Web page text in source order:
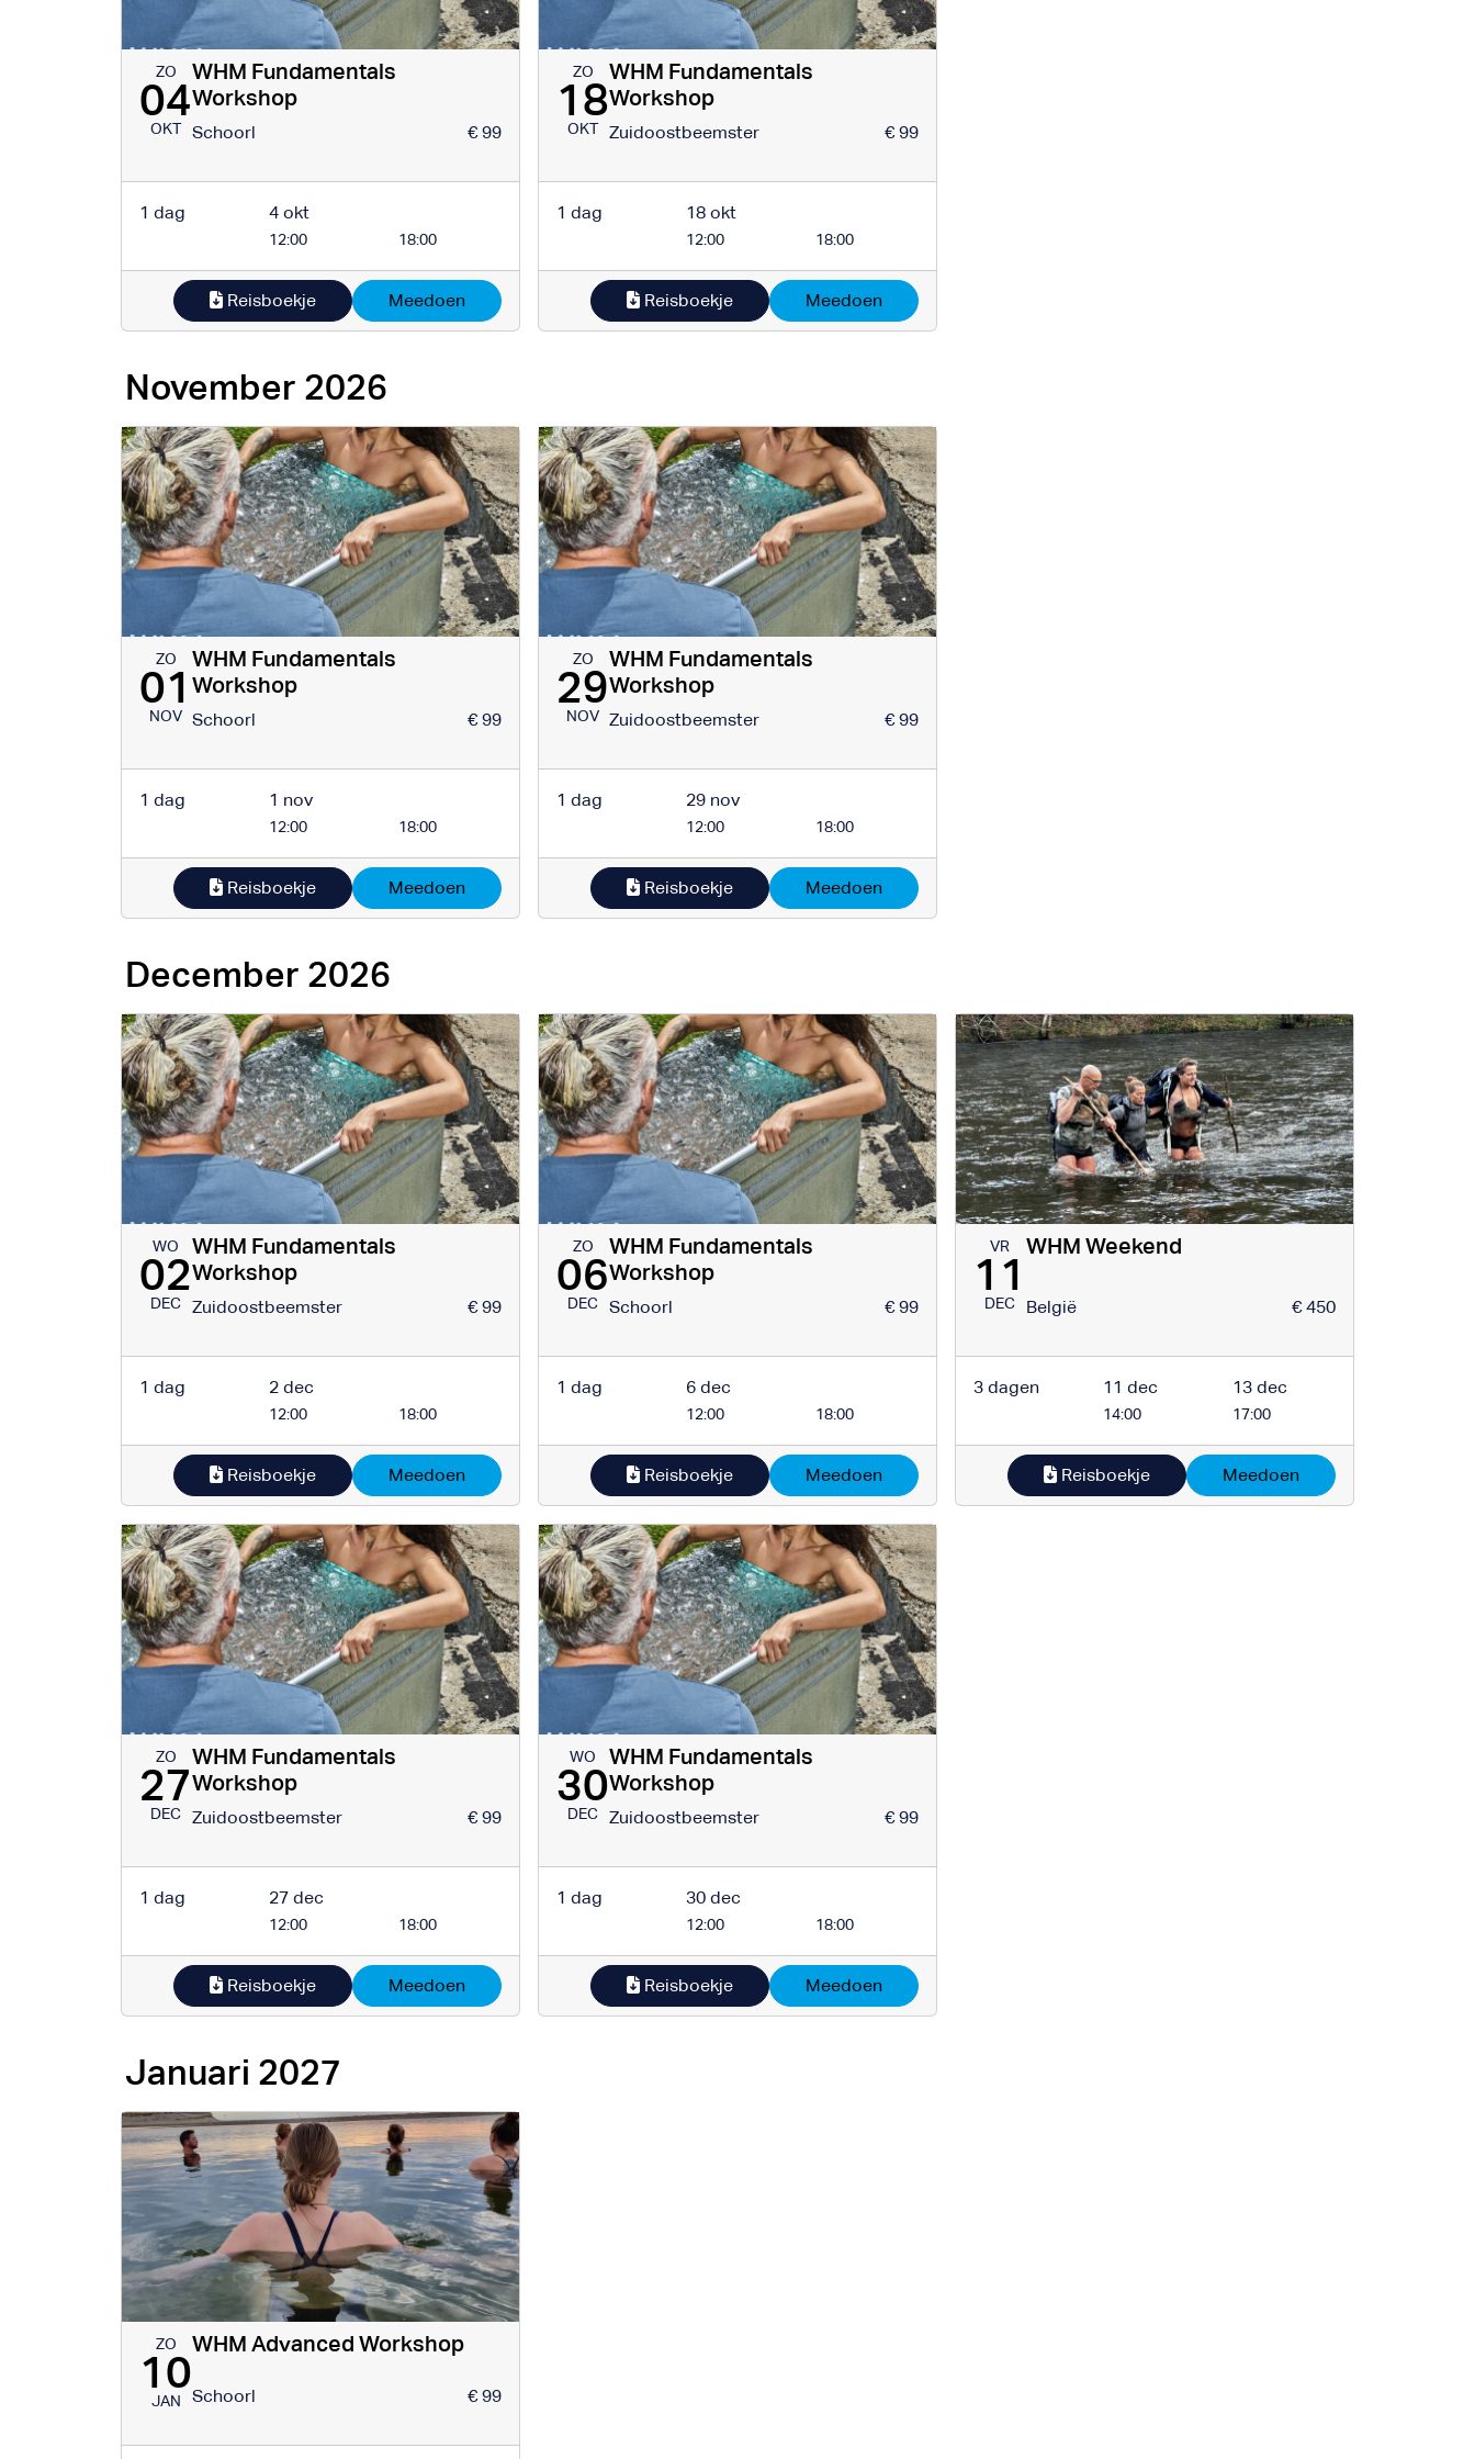
ZO
04
OKT
WHM Fundamentals
Workshop
Schoorl € 99
1 dag 4 okt
12:00 18:00
Reisboekje Meedoen
ZO
18
OKT
WHM Fundamentals
Workshop
Zuidoostbeemster € 99
1 dag 18 okt
12:00 18:00
Reisboekje Meedoen
November 2026
ZO
01
NOV
WHM Fundamentals
Workshop
Schoorl € 99
1 dag 1 nov
12:00 18:00
Reisboekje Meedoen
ZO
29
NOV
WHM Fundamentals
Workshop
Zuidoostbeemster € 99
1 dag 29 nov
12:00 18:00
Reisboekje Meedoen
December 2026
WO
02
DEC
WHM Fundamentals
Workshop
Zuidoostbeemster € 99
1 dag 2 dec
12:00 18:00
Reisboekje Meedoen
ZO
06
DEC
WHM Fundamentals
Workshop
Schoorl € 99
1 dag 6 dec
12:00 18:00
Reisboekje Meedoen
VR
11
DEC
WHM Weekend
België € 450
3 dagen 11 dec
14:00
13 dec
17:00
Reisboekje Meedoen
ZO
27
DEC
WHM Fundamentals
Workshop
Zuidoostbeemster € 99
1 dag 27 dec
12:00 18:00
Reisboekje Meedoen
WO
30
DEC
WHM Fundamentals
Workshop
Zuidoostbeemster € 99
1 dag 30 dec
12:00 18:00
Reisboekje Meedoen
Januari 2027
ZO
10
JAN
WHM Advanced Workshop
Schoorl € 99